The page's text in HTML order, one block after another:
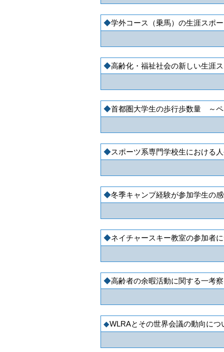
学外コース（乗馬）の生涯スポ
高齢化・福祉社会の新しい生涯
首都圏大学生の歩行歩数量 ～
スポーツ系専門学校生における
冬季キャンプ経験が参加学生の
ネイチャースキー教室の参加者
高齢者の余暇活動に関する一考
WLRAとその世界会議の動向に